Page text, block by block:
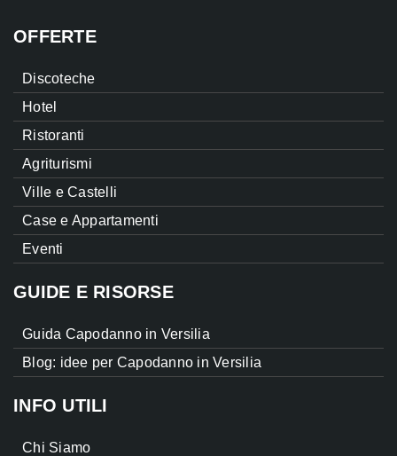
OFFERTE
Discoteche
Hotel
Ristoranti
Agriturismi
Ville e Castelli
Case e Appartamenti
Eventi
GUIDE E RISORSE
Guida Capodanno in Versilia
Blog: idee per Capodanno in Versilia
INFO UTILI
Chi Siamo